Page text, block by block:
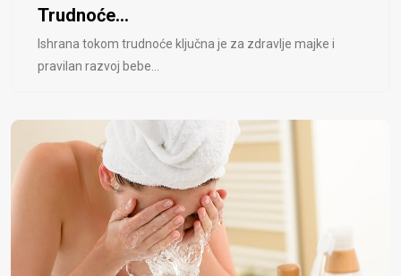
Trudnoće...
Ishrana tokom trudnoće ključna je za zdravlje majke i
pravilan razvoj bebe...